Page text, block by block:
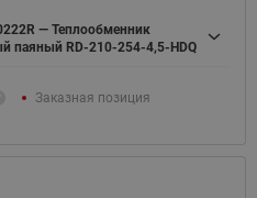
— Теплообменник
паяный RD-210-254-4,5-HDQ
Заказная позиция